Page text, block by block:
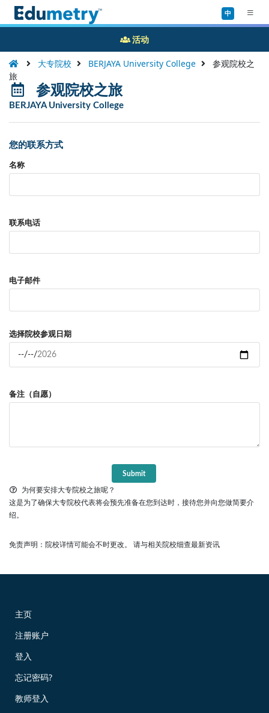
中
大专院校 BERJAYA University College
参观院校之
旅
参观院校之旅
BERJAYA University College
您的联系方式
名称
联系电话
电子邮件
选择院校参观日期
备注（自愿）
为何要安排大专院校之旅呢？
这是为了确保大专院校代表将会预先准备在您到达时，接待您并向您做简要介
绍。
免责声明：院校详情可能会不时更改。 请与相关院校细查最新资讯
主页
注册账户
登入
忘记密码?
教师登入
活动